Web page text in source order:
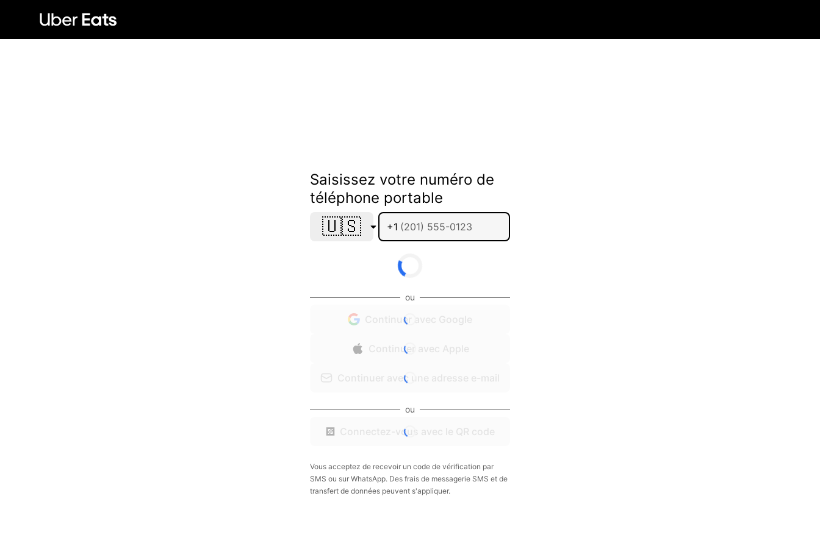
Saisissez votre numéro de
téléphone portable
🇺🇸 +1
ou
Continuer avec Google
Continuer avec Apple
Continuer avec une adresse e-mail
ou
Connectez-vous avec le QR code
Vous acceptez de recevoir un code de vérification par
SMS ou sur WhatsApp. Des frais de messagerie SMS et de
transfert de données peuvent s'appliquer.